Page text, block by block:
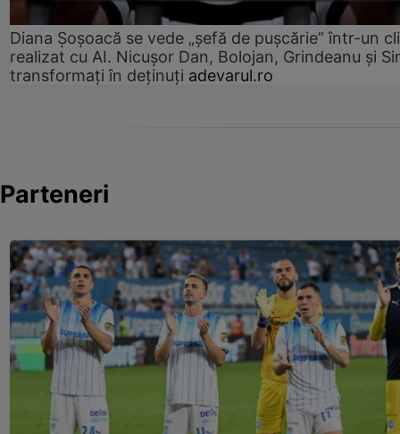
Diana Șoșoacă se vede „șefă de pușcărie” într-un
realizat cu AI. Nicușor Dan, Bolojan, Grindeanu și
transformați în deținuți adevarul.ro
Parteneri